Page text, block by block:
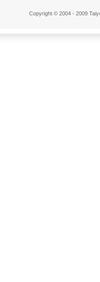
Copyright © 2004 - 2009